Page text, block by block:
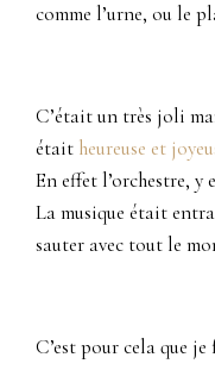
comme l’urne, ou le
C’était un très joli
était heureuse et
En effet l’orchestre, y
La musique était
sauter avec tout le
C’est pour cela que